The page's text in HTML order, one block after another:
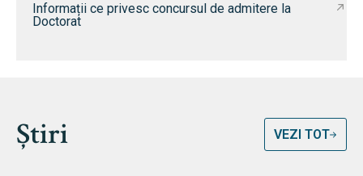
Informații ce privesc concursul de admitere la
Doctorat
Știri VEZI TOT